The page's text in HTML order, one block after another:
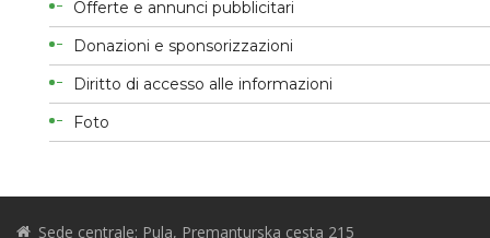
Offerte e annunci pubblicitari
Donazioni e sponsorizzazioni
Diritto di accesso alle informazioni
Foto
Sede centrale: Pula, Premanturska cesta 215